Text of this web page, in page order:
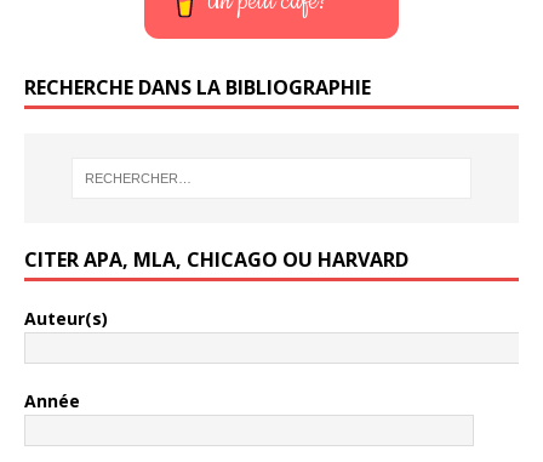
RECHERCHE DANS LA BIBLIOGRAPHIE
CITER APA, MLA, CHICAGO OU HARVARD
Auteur(s)
Année